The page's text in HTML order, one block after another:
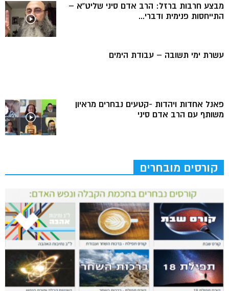
מבצע חרבות ברזל: הרב אדם סיני שליט”א –
התייחסות פנימית ודברי...
עשרת ימי תשובה – עבודת הימים
פאנל אחדות ויהדות -קטעים נבחרים מראיון
משותף עם הרב אדם סיני
קורסים מובחרים